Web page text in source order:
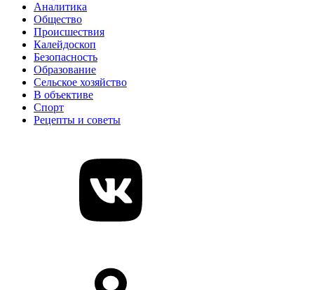
Аналитика
Общество
Происшествия
Калейдоскоп
Безопасность
Образование
Сельское хозяйство
В объективе
Спорт
Рецепты и советы